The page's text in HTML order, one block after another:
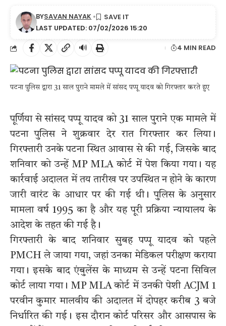
LAST UPDATED: 07/02/2026 15:20
BYSAVAN NAYAK
🔊 4 MIN READ
पटना पुलिस द्वारा 31 साल पुराने मामले में सांसद पप्पू यादव को गिरफ्तार करते हुए
पूर्णिया से सांसद पप्पू यादव को 31 साल पुराने एक मामले में
पटना पुलिस ने शुक्रवार देर रात गिरफ्तार कर लिया।
गिरफ्तारी उनके पटना स्थित आवास से की गई, जिसके बाद
शनिवार को उन्हें MP MLA कोर्ट में पेश किया गया। यह
कार्रवाई अदालत में तय तारीख पर उपस्थित न होने के कारण
जारी वारंट के आधार पर की गई थी। पुलिस के अनुसार
मामला वर्ष 1995 का है और यह पूरी प्रक्रिया न्यायालय के
आदेश के तहत की गई है।
गिरफ्तारी के बाद शनिवार सुबह पप्पू यादव को पहले
PMCH ले जाया गया, जहां उनका मेडिकल परीक्षण कराया
गया। इसके बाद एंबुलेंस के माध्यम से उन्हें पटना सिविल
कोर्ट लाया गया। MP MLA कोर्ट में उनकी पेशी ACJM 1
परवीन कुमार मालवीय की अदालत में दोपहर करीब 3 बजे
निर्धारित की गई। इस दौरान कोर्ट परिसर और आसपास के